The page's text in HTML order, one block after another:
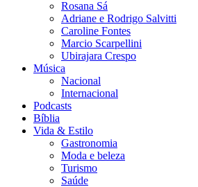
Rosana Sá
Adriane e Rodrigo Salvitti
Caroline Fontes
Marcio Scarpellini
Ubirajara Crespo
Música
Nacional
Internacional
Podcasts
Bíblia
Vida & Estilo
Gastronomia
Moda e beleza
Turismo
Saúde